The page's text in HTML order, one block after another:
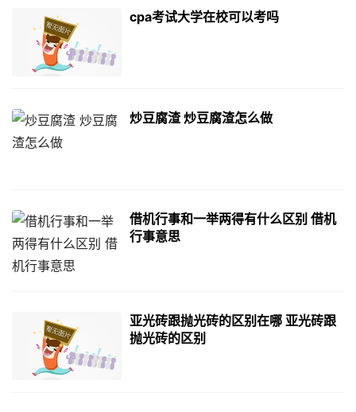
cpa考试大学在校可以考吗
炒豆腐渣 炒豆腐渣怎么做
借机行事和一举两得有什么区别 借机
行事意思
亚光砖跟抛光砖的区别在哪 亚光砖跟
抛光砖的区别